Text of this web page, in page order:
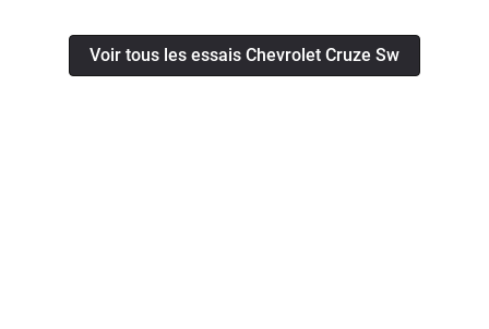
Voir tous les essais Chevrolet Cruze Sw